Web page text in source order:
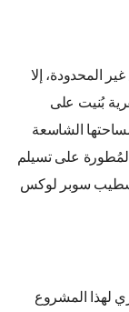
المحدودة، إلا
بُنيت على
الشاسعة
على تسيلم
سوبر لوكس
لهذا المشروع